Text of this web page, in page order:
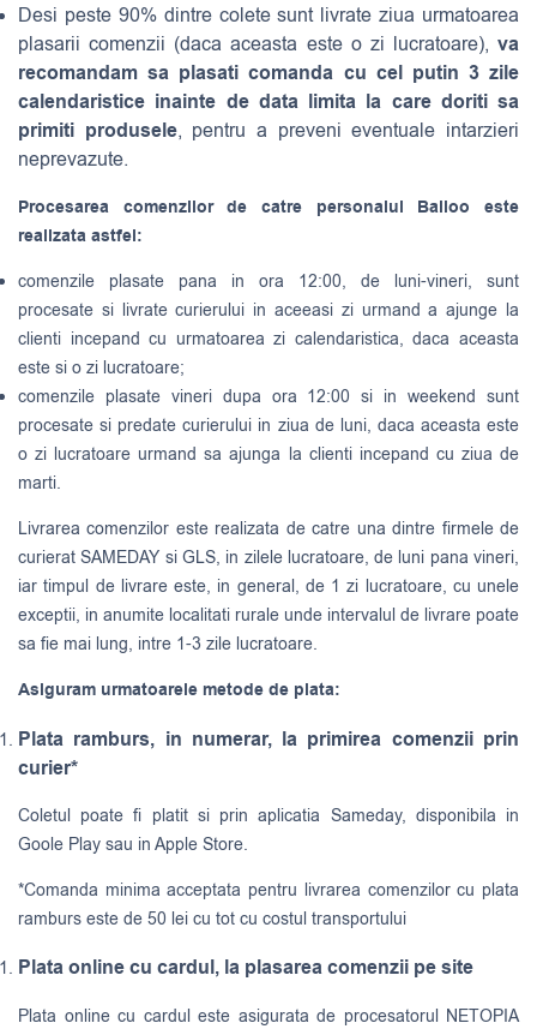
Desi peste 90% dintre colete sunt livrate ziua urmatoarea
plasarii comenzii (daca aceasta este o zi lucratoare), va
recomandam sa plasati comanda cu cel putin 3 zile
calendaristice inainte de data limita la care doriti sa
primiti produsele, pentru a preveni eventuale intarzieri
neprevazute.
Procesarea comenzilor de catre personalul Balloo este
realizata astfel:
comenzile plasate pana in ora 12:00, de luni-vineri, sunt
procesate si livrate curierului in aceeasi zi urmand a ajunge la
clienti incepand cu urmatoarea zi calendaristica, daca aceasta
este si o zi lucratoare;
comenzile plasate vineri dupa ora 12:00 si in weekend sunt
procesate si predate curierului in ziua de luni, daca aceasta este
o zi lucratoare urmand sa ajunga la clienti incepand cu ziua de
marti.
Livrarea comenzilor este realizata de catre una dintre firmele de
curieratSAMEDAY si GLS, in zilele lucratoare, de luni pana vineri,
iar timpul de livrare este, in general, de 1 zi lucratoare, cu unele
exceptii, in anumite localitati rurale unde intervalul de livrare poate
sa fie mai lung, intre 1-3 zile lucratoare.
Asiguram urmatoarele metode de plata:
Plata ramburs, in numerar, la primirea comenzii prin
curier*
Coletul poate fi platit si prin aplicatia Sameday, disponibila in
Goole Play sau in Apple Store.
*Comanda minima acceptata pentru livrarea comenzilor cu plata
ramburs este de 50 lei cu tot cu costul transportului
Plata online cu cardul, la plasarea comenzii pe site
Plata online cu cardul este asigurata de procesatorul NETOPIA